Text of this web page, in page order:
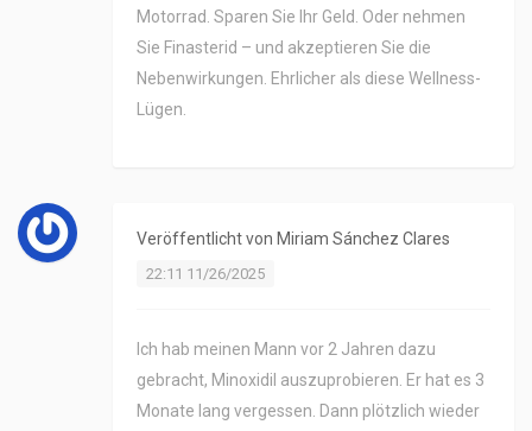
Motorrad. Sparen Sie Ihr Geld. Oder nehmen
Sie Finasterid – und akzeptieren Sie die
Nebenwirkungen. Ehrlicher als diese Wellness-
Lügen.
Veröffentlicht von Miriam Sánchez Clares
22:11 11/26/2025
Ich hab meinen Mann vor 2 Jahren dazu
gebracht, Minoxidil auszuprobieren. Er hat es 3
Monate lang vergessen. Dann plötzlich wieder